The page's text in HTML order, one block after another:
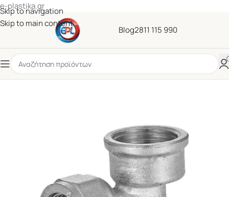
e-plastika.gr
Skip to navigation
Skip to main content
Blog2811 115 990